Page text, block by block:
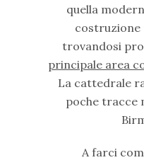
quella
costruzione
trovandosi
principale area
La cattedrale
poche tracce
A farci